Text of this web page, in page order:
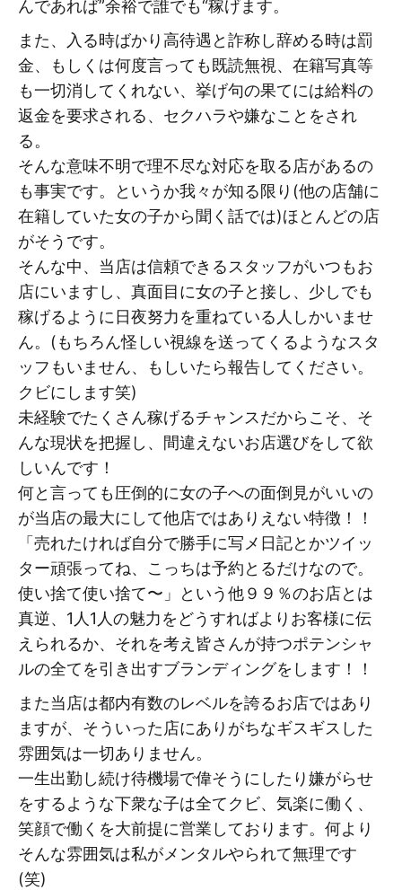
んであれば”余裕で誰でも“稼げます。
また、入る時ばかり高待遇と詐称し辞める時は罰
金、もしくは何度言っても既読無視、在籍写真等
も一切消してくれない、挙げ句の果てには給料の
返金を要求される、セクハラや嫌なことをされ
る。
そんな意味不明で理不尽な対応を取る店があるの
も事実です。というか我々が知る限り(他の店舗に
在籍していた女の子から聞く話では)ほとんどの店
がそうです。
そんな中、当店は信頼できるスタッフがいつもお
店にいますし、真面目に女の子と接し、少しでも
稼げるように日夜努力を重ねている人しかいませ
ん。(もちろん怪しい視線を送ってくるようなスタ
ッフもいません、もしいたら報告してください。
クビにします笑)
未経験でたくさん稼げるチャンスだからこそ、そ
んな現状を把握し、間違えないお店選びをして欲
しいんです！
何と言っても圧倒的に女の子への面倒見がいいの
が当店の最大にして他店ではありえない特徴！！
「売れたければ自分で勝手に写メ日記とかツイッ
ター頑張ってね、こっちは予約とるだけなので。
使い捨て使い捨て〜」という他９９％のお店とは
真逆、1人1人の魅力をどうすればよりお客様に伝
えられるか、それを考え皆さんが持つポテンシャ
ルの全てを引き出すブランディングをします！！
また当店は都内有数のレベルを誇るお店ではあり
ますが、そういった店にありがちなギスギスした
雰囲気は一切ありません。
一生出勤し続け待機場で偉そうにしたり嫌がらせ
をするような下衆な子は全てクビ、気楽に働く、
笑顔で働くを大前提に営業しております。何より
そんな雰囲気は私がメンタルやられて無理です
(笑)